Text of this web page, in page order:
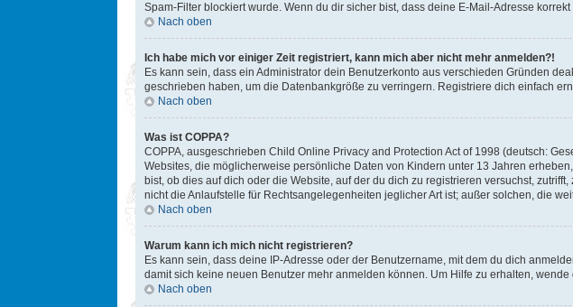
Spam-Filter blockiert wurde. Wenn du dir sicher bist, dass deine E-Mail-Adresse
Nach oben
Ich habe mich vor einiger Zeit registriert, kann mich aber nicht mehr anmelden?!
Es kann sein, dass ein Administrator dein Benutzerkonto aus verschieden Gründen
geschrieben haben, um die Datenbankgröße zu verringern. Registriere dich einfach
Nach oben
Was ist COPPA?
COPPA, ausgeschrieben Child Online Privacy and Protection Act of 1998 (deutsch:
Websites, die möglicherweise persönliche Daten von Kindern unter 13 Jahren
bist, ob dies auf dich oder die Website, auf der du dich zu registrieren versuchst,
nicht die Anlaufstelle für Rechtsangelegenheiten jeglicher Art ist; außer solchen, die
Nach oben
Warum kann ich mich nicht registrieren?
Es kann sein, dass deine IP-Adresse oder der Benutzername, mit dem du dich
damit sich keine neuen Benutzer mehr anmelden können. Um Hilfe zu erhalten,
Nach oben